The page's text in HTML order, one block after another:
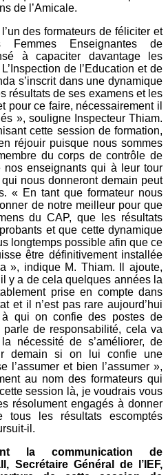
de l’Amicale.
des formateurs de féliciter et
Femmes Enseignantes de
à capaciter davantage les
de l’Education et de
s’inscrit dans une dynamique
résultats de ses examens et les
pour ce faire, nécessairement il
», souligne Inspecteur Thiam.
cette session de formation,
réjouir puisque nous sommes
du corps de contrôle de
nos enseignants qui à leur tour
nous donneront demain peut
« En tant que formateur nous
de notre meilleur pour que
du CAP, que les résultats
et que cette dynamique
longtemps possible afin que ce
être définitivement installée
», indique M. Thiam. Il ajoute,
y a de cela quelques années la
prise en compte dans
et il n’est pas rare aujourd’hui
qui on confie des postes de
de responsabilité, cela va
nécessité de s’améliorer, de
demain si on lui confie une
l’assumer et bien l’assumer »,
au nom des formateurs qui
session là, je voudrais vous
résolument engagés à donner
les résultats escomptés
il.
la communication de
Secrétaire Général de l’IEF,